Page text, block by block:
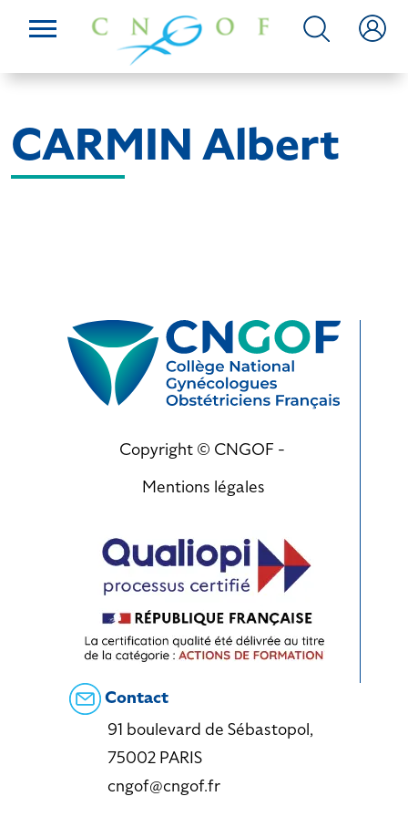
CARMIN Albert
Copyright © CNGOF -
Mentions légales
Contact
91 boulevard de Sébastopol,
75002 PARIS
cngof@cngof.fr